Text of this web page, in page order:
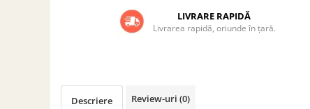
ACCESORII SOBĂ, ȘEMINEU ȘI
LIVRARE RAPIDĂ
Livrarea rapidă, oriunde în țară.
Descriere Review-uri (0)